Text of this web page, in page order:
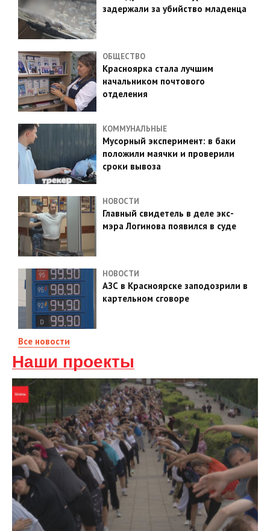
задержали за убийство младенца
ОБЩЕСТВО
Красноярка стала лучшим
начальником почтового
отделения
КОММУНАЛЬНЫЕ
Мусорный эксперимент: в баки
положили маячки и проверили
сроки вывоза
НОВОСТИ
Главный свидетель в деле экс-
мэра Логинова появился в суде
НОВОСТИ
АЗС в Красноярске заподозрили в
картельном сговоре
Все новости
Наши проекты